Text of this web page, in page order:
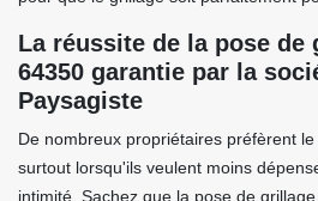
La réussite de la pose de
64350 garantie par la
Paysagiste
De nombreux propriétaires préfèrent
surtout lorsqu'ils veulent moins
intimité. Sachez que la pose de